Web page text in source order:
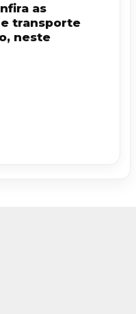
as
transporte
neste